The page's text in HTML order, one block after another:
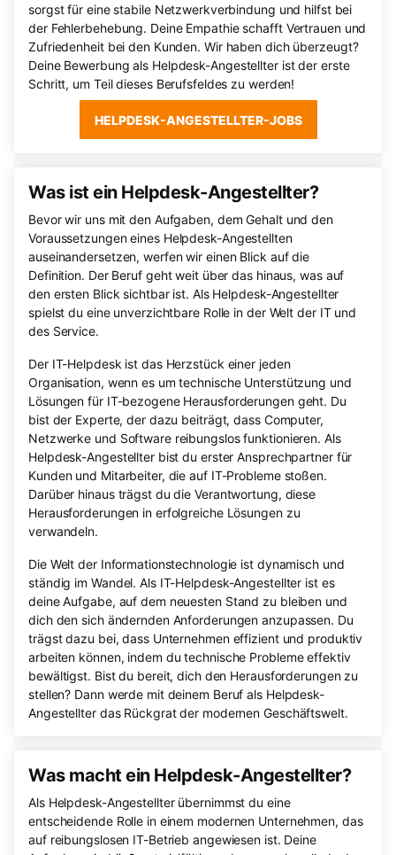
sorgst für eine stabile Netzwerkverbindung und hilfst bei
der Fehlerbehebung. Deine Empathie schafft Vertrauen und
Zufriedenheit bei den Kunden. Wir haben dich überzeugt?
Deine Bewerbung als Helpdesk-Angestellter ist der erste
Schritt, um Teil dieses Berufsfeldes zu werden!
HELPDESK-ANGESTELLTER-JOBS
Was ist ein Helpdesk-Angestellter?
Bevor wir uns mit den Aufgaben, dem Gehalt und den
Voraussetzungen eines Helpdesk-Angestellten
auseinandersetzen, werfen wir einen Blick auf die
Definition. Der Beruf geht weit über das hinaus, was auf
den ersten Blick sichtbar ist. Als Helpdesk-Angestellter
spielst du eine unverzichtbare Rolle in der Welt der IT und
des Service.
Der IT-Helpdesk ist das Herzstück einer jeden
Organisation, wenn es um technische Unterstützung und
Lösungen für IT-bezogene Herausforderungen geht. Du
bist der Experte, der dazu beiträgt, dass Computer,
Netzwerke und Software reibungslos funktionieren. Als
Helpdesk-Angestellter bist du erster Ansprechpartner für
Kunden und Mitarbeiter, die auf IT-Probleme stoßen.
Darüber hinaus trägst du die Verantwortung, diese
Herausforderungen in erfolgreiche Lösungen zu
verwandeln.
Die Welt der Informationstechnologie ist dynamisch und
ständig im Wandel. Als IT-Helpdesk-Angestellter ist es
deine Aufgabe, auf dem neuesten Stand zu bleiben und
dich den sich ändernden Anforderungen anzupassen. Du
trägst dazu bei, dass Unternehmen effizient und produktiv
arbeiten können, indem du technische Probleme effektiv
bewältigst. Bist du bereit, dich den Herausforderungen zu
stellen? Dann werde mit deinem Beruf als Helpdesk-
Angestellter das Rückgrat der modernen Geschäftswelt.
Was macht ein Helpdesk-Angestellter?
Als Helpdesk-Angestellter übernimmst du eine
entscheidende Rolle in einem modernen Unternehmen, das
auf reibungslosen IT-Betrieb angewiesen ist. Deine